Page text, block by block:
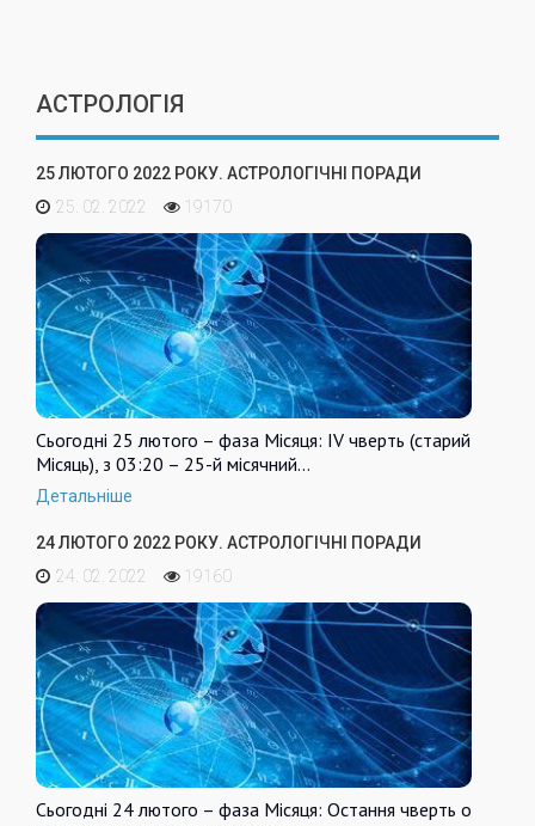
АСТРОЛОГІЯ
25 ЛЮТОГО 2022 РОКУ. АСТРОЛОГІЧНІ ПОРАДИ
25. 02. 2022
19170
Сьогодні 25 лютого – фаза Місяця: IV чверть (старий
Місяць), з 03:20 – 25-й місячний…
Детальніше
24 ЛЮТОГО 2022 РОКУ. АСТРОЛОГІЧНІ ПОРАДИ
24. 02. 2022
19160
Сьогодні 24 лютого – фаза Місяця: Остання чверть о